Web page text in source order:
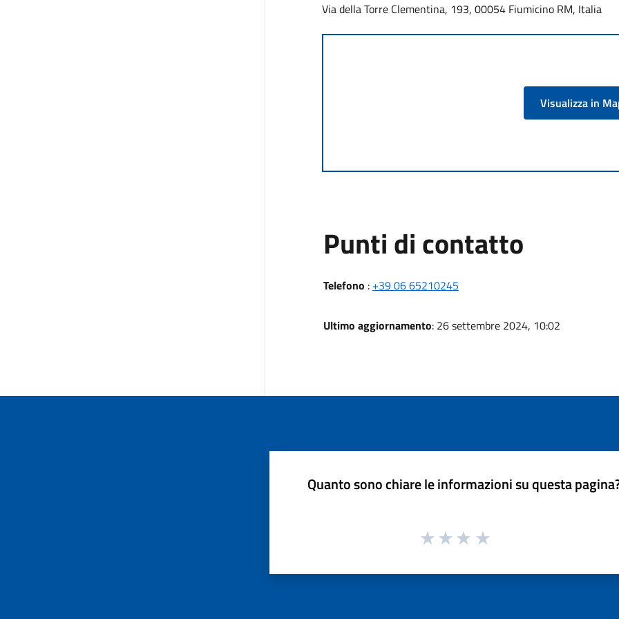
Via della Torre Clementina, 193, 00054 Fiumicino RM, Italia
Visualizza in
Punti di contatto
Telefono : +39 06 65210245
Ultimo aggiornamento: 26 settembre 2024, 10:02
Quanto sono chiare le informazioni su questa